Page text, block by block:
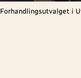
Forhandlingsutvalget i